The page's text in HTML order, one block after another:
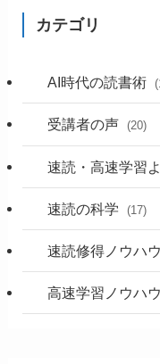
カテゴリ
AI時代の読書術
受講者の声 (20)
速読・高速学習
速読の科学 (17)
速読修得ノウハウ
高速学習ノウハウ